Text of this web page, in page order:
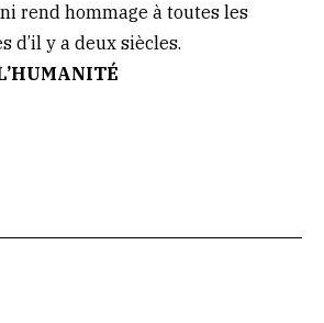
rend hommage à toutes les
d’il y a deux siècles.